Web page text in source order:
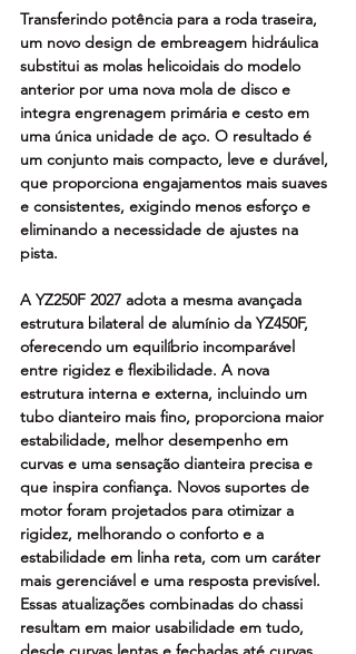
Transferindo potência para a roda traseira,
um novo design de embreagem hidráulica
substitui as molas helicoidais do modelo
anterior por uma nova mola de disco e
integra engrenagem primária e cesto em
uma única unidade de aço. O resultado é
um conjunto mais compacto, leve e durável,
que proporciona engajamentos mais suaves
e consistentes, exigindo menos esforço e
eliminando a necessidade de ajustes na
pista.
A YZ250F 2027 adota a mesma avançada
estrutura bilateral de alumínio da YZ450F,
oferecendo um equilíbrio incomparável
entre rigidez e flexibilidade. A nova
estrutura interna e externa, incluindo um
tubo dianteiro mais fino, proporciona maior
estabilidade, melhor desempenho em
curvas e uma sensação dianteira precisa e
que inspira confiança. Novos suportes de
motor foram projetados para otimizar a
rigidez, melhorando o conforto e a
estabilidade em linha reta, com um caráter
mais gerenciável e uma resposta previsível.
Essas atualizações combinadas do chassi
resultam em maior usabilidade em tudo,